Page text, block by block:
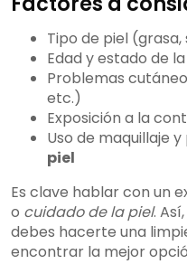
Tipo de piel
Edad y estado de
Problemas
etc.)
Exposición a la
Uso de maquillaje
piel
Es clave hablar con un
o cuidado de la piel.
debes hacerte una
encontrar la mejor